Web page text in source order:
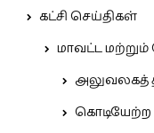
கட்சி செய்திகள்
மாவட்ட மற்றும்
அலுவலகத்
கொடியேற்ற